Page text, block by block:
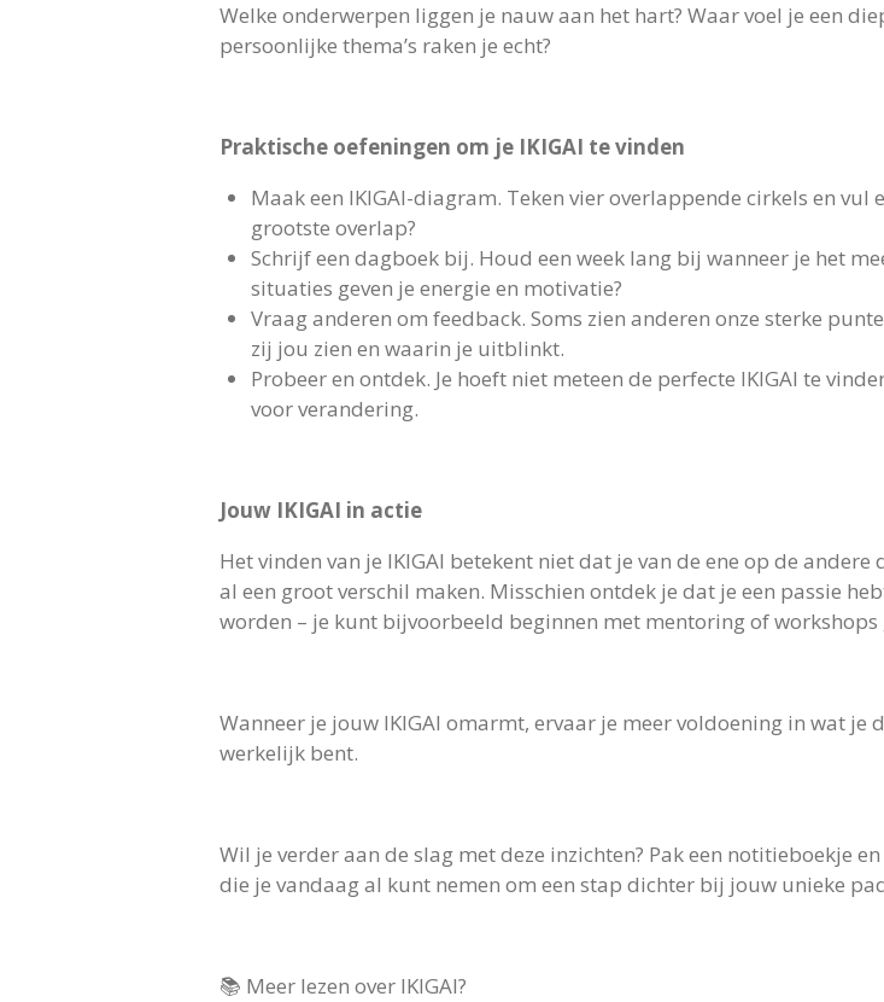
Welke onderwerpen liggen je nauw aan het hart? Waar voel je een
persoonlijke thema’s raken je echt?
Praktische oefeningen om je IKIGAI te vinden
Maak een IKIGAI-diagram. Teken vier overlappende cirkels en
grootste overlap?
Schrijf een dagboek bij. Houd een week lang bij wanneer je het
situaties geven je energie en motivatie?
Vraag anderen om feedback. Soms zien anderen onze sterke
zij jou zien en waarin je uitblinkt.
Probeer en ontdek. Je hoeft niet meteen de perfecte IKIGAI te
voor verandering.
Jouw IKIGAI in actie
Het vinden van je IKIGAI betekent niet dat je van de ene op de
al een groot verschil maken. Misschien ontdek je dat je een passie
worden – je kunt bijvoorbeeld beginnen met mentoring of workshops
Wanneer je jouw IKIGAI omarmt, ervaar je meer voldoening in wat
werkelijk bent.
Wil je verder aan de slag met deze inzichten? Pak een notitieboekje
die je vandaag al kunt nemen om een stap dichter bij jouw unieke
📚 Meer lezen over IKIGAI?